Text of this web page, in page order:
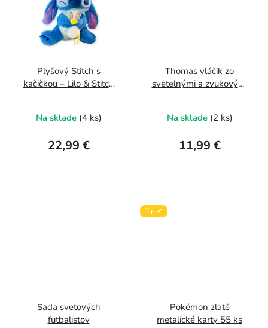
Plyšový Stitch s
kačičkou – Lilo & Stitch
Na sklade (4 ks)
22,99 €
Thomas vláčik zo
svetelnými a zvukovými
Na sklade (2 ks)
11,99 €
Sada svetových
futbalistov
Tip ✔
Pokémon zlaté
metalické karty 55 ks